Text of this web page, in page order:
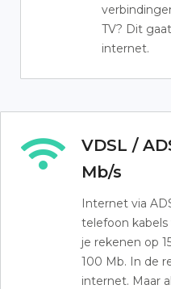
TV? Dit
internet.
VDSL /
Mb/s
Internet via
telefoon kabels
je rekenen op
100 Mb. In de
internet. Maar